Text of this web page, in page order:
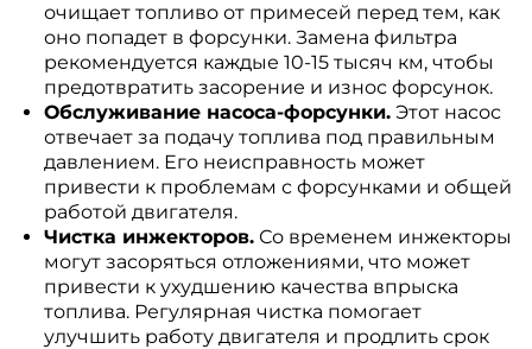
очищает топливо от примесей перед тем, как
оно попадет в форсунки. Замена фильтра
рекомендуется каждые 10-15 тысяч км, чтобы
предотвратить засорение и износ форсунок.
Обслуживание насоса-форсунки.Этот насос
отвечает за подачу топлива под правильным
давлением. Его неисправность может
привести к проблемам с форсунками и общей
работой двигателя.
Чистка инжекторов.Со временем инжекторы
могут засоряться отложениями, что может
привести к ухудшению качества впрыска
топлива. Регулярная чистка помогает
улучшить работу двигателя и продлить срок